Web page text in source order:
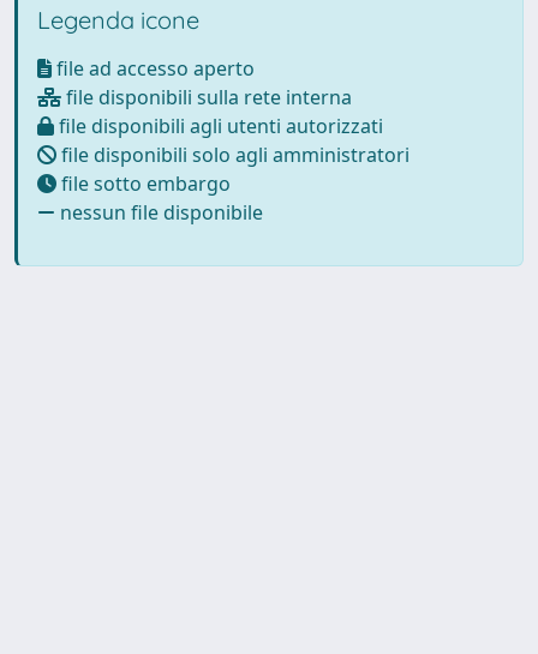
Legenda icone
file ad accesso aperto
file disponibili sulla rete interna
file disponibili agli utenti autorizzati
file disponibili solo agli amministratori
file sotto embargo
nessun file disponibile